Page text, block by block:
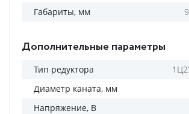
Габариты, мм
Дополнительные параметры
Тип редуктора
Диаметр каната, мм
Напряжение, В